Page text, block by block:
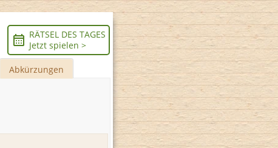
RÄTSEL DES TAGES
Jetzt spielen >
Abkürzungen